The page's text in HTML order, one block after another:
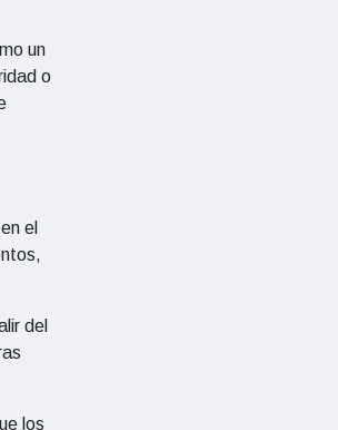
un
o
el
del
los